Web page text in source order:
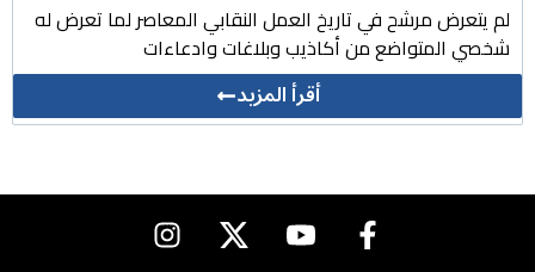
لم يتعرض مرشح في تاريخ العمل النقابي المعاصر لما تعرض له
شخصي المتواضع من أكاذيب وبلاغات وادعاءات
أقرأ المزيد